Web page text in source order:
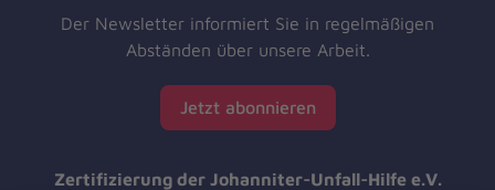
Der Newsletter informiert Sie in regelmäßigen
Abständen über unsere Arbeit.
Jetzt abonnieren
Zertifizierung der Johanniter-Unfall-Hilfe e.V.